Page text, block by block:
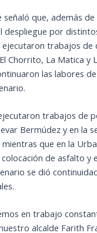
que, además de
despliegue por
ejecutaron trabajos de
Chorrito, La Matica y
las labores
trabajos de
Bermúdez y en la
que en la
de asfalto y
se dió
en trabajo
alcalde Farith